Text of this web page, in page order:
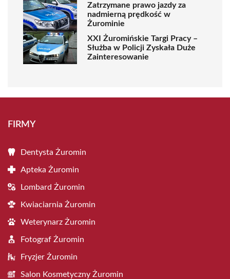
Zatrzymane prawo jazdy za
nadmierną prędkość w
Żurominie
XXI Żuromińskie Targi Pracy –
Służba w Policji Zyskała Duże
Zainteresowanie
FIRMY
Dentysta Żuromin
Apteka Żuromin
Lombard Żuromin
Kwiaciarnia Żuromin
Weterynarz Żuromin
Fotograf Żuromin
Fryzjer Żuromin
Salon Kosmetyczny Żuromin